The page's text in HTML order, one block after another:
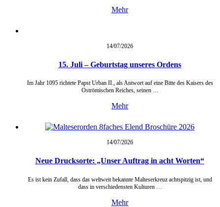
Mehr
14/07/2026
15. Juli – Geburtstag unseres Ordens
Im Jahr 1095 richtete Papst Urban II., als Antwort auf eine Bitte des Kaisers des
Oströmischen Reiches, seinen …
Mehr
14/07/2026
Neue Drucksorte: „Unser Auftrag in acht Worten“
Es ist kein Zufall, dass das weltweit bekannte Malteserkreuz achtspitzig ist, und
dass in verschiedensten Kulturen …
Mehr